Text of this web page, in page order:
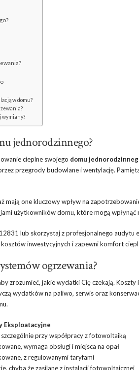
w domu?
wymiany?
jednorodzinnego?
cieplne swojego domu
przegrody budowlane i wentylację.
mają one kluczowy wpływ na
użytkowników domu, które mogą wpłynąć
lub skorzystaj z profesjonalnego audytu
inwestycyjnych i zapewni komfort
ogrzewania?
zrozumieć, jakie wydatki Cię czekają.
wydatków na paliwo, serwis oraz
Eksploatacyjne
szczególnie przy współpracy z fotowoltaiką
wymaga obsługi i miejsca na opał
z regulowanymi taryfami
chyba że zasilane z instalacji fotowoltaicznej